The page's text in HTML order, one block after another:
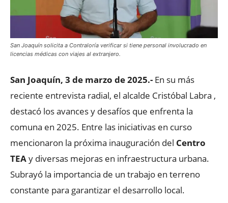
San Joaquín solicita a Contraloría verificar si tiene personal involucrado en
licencias médicas con viajes al extranjero.
San Joaquín, 3 de marzo de 2025.- En su más
reciente entrevista radial, el alcalde Cristóbal Labra ,
destacó los avances y desafíos que enfrenta la
comuna en 2025. Entre las iniciativas en curso
mencionaron la próxima inauguración del Centro
TEAy diversas mejoras en infraestructura urbana.
Subrayó la importancia de un trabajo en terreno
constante para garantizar el desarrollo local.